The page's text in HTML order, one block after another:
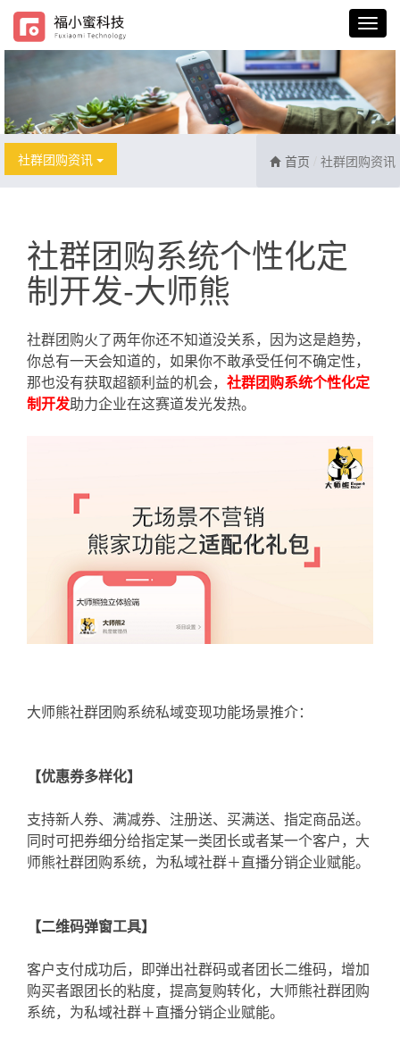
社群团购资讯 首页 社群团购资讯
社群团购系统个性化定
制开发-大师熊
社群团购火了两年你还不知道没关系，因为这是趋势，
你总有一天会知道的，如果你不敢承受任何不确定性，
那也没有获取超额利益的机会， 社群团购系统个性化定
制开发助力企业在这赛道发光发热。
大师熊社群团购系统私域变现功能场景推介：
【优惠券多样化】
支持新人券、满减券、注册送、买满送、指定商品送。
同时可把券细分给指定某一类团长或者某一个客户，大
师熊社群团购系统，为私域社群＋直播分销企业赋能。
【二维码弹窗工具】
客户支付成功后，即弹出社群码或者团长二维码，增加
购买者跟团长的粘度，提高复购转化，大师熊社群团购
系统，为私域社群＋直播分销企业赋能。